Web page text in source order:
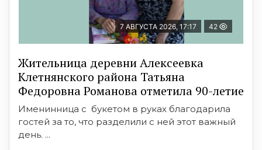
7 АВГУСТА 2026, 17:17 42
Жительница деревни Алексеевка
Клетнянского района Татьяна
Федоровна Романова отметила 90-летие
Именинница с букетом в руках благодарила
гостей за то, что разделили с ней этот важный
день. ...